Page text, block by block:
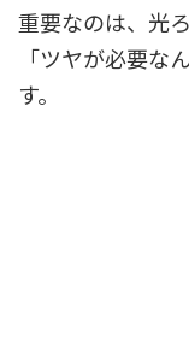
重要なのは、光
「ツヤが必要な
す。